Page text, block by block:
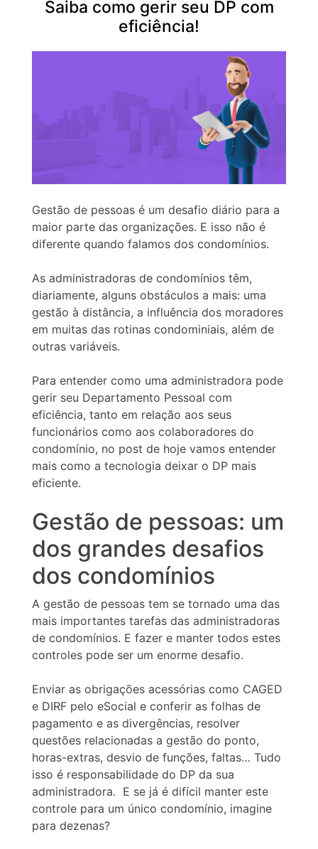
Saiba como gerir seu DP com
eficiência!
Gestão de pessoas é um desafio diário para a
maior parte das organizações. E isso não é
diferente quando falamos dos condomínios.
As administradoras de condomínios têm,
diariamente, alguns obstáculos a mais: uma
gestão à distância, a influência dos moradores
em muitas das rotinas condominiais, além de
outras variáveis.
Para entender como uma administradora pode
gerir seu Departamento Pessoal com
eficiência, tanto em relação aos seus
funcionários como aos colaboradores do
condomínio, no post de hoje vamos entender
mais como a tecnologia deixar o DP mais
eficiente.
Gestão de pessoas: um
dos grandes desafios
dos condomínios
A gestão de pessoas tem se tornado uma das
mais importantes tarefas das administradoras
de condomínios. E fazer e manter todos estes
controles pode ser um enorme desafio.
Enviar as obrigações acessórias como CAGED
e DIRF pelo eSocial e conferir as folhas de
pagamento e as divergências, resolver
questões relacionadas a gestão do ponto,
horas-extras, desvio de funções, faltas… Tudo
isso é responsabilidade do DP da sua
administradora. E se já é difícil manter este
controle para um único condomínio, imagine
para dezenas?